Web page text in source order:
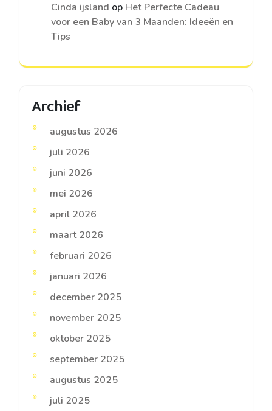
Cinda ijsland op Het Perfecte Cadeau
voor een Baby van 3 Maanden: Ideeën en
Tips
Archief
augustus 2026
juli 2026
juni 2026
mei 2026
april 2026
maart 2026
februari 2026
januari 2026
december 2025
november 2025
oktober 2025
september 2025
augustus 2025
juli 2025